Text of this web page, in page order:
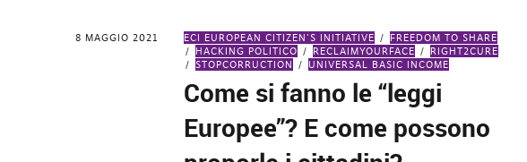
8 MAGGIO 2021 ECI EUROPEAN CITIZEN'S INITIATIVE
FREEDOM TO SHARE
HACKING POLITICO
RECLAIMYOURFACE
RIGHT2CURE
STOPCORRUCTION
UNIVERSAL BASIC INCOME
Come si fanno le “leggi
Europee”? E come possono